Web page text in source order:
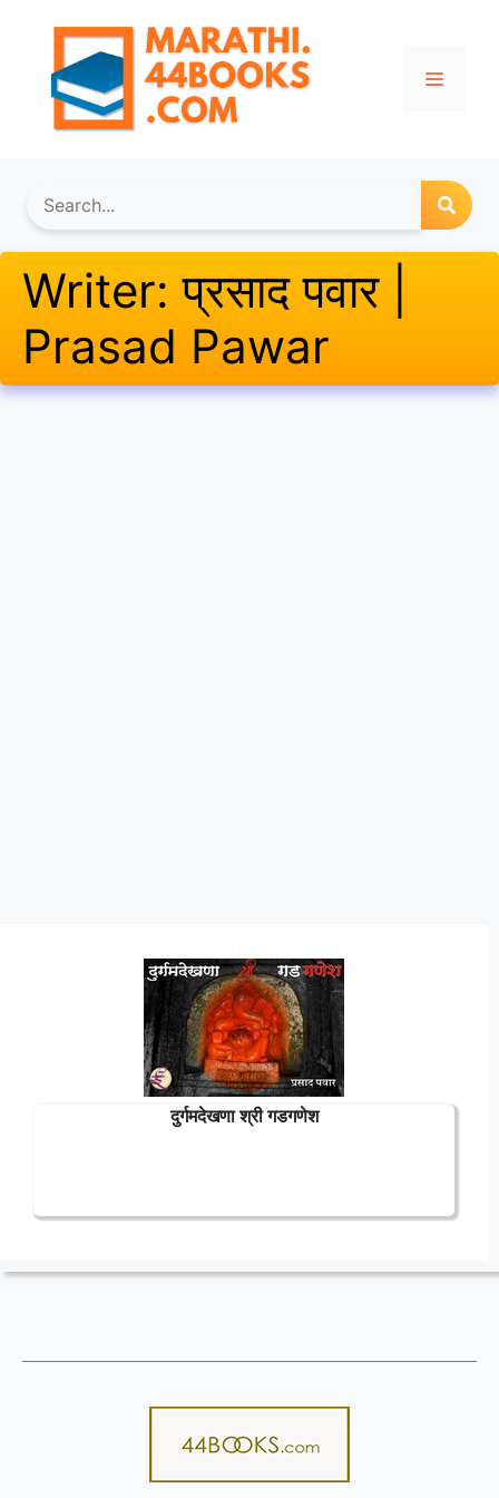
content
Menu
Writer:प्रसाद पवार |
Prasad Pawar
दुर्गमदेखणा श्री गडगणेश